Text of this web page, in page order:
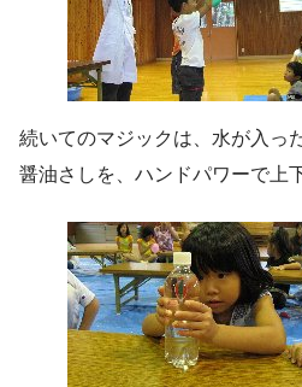
続いてのマジックは、水が入っ
醤油さしを、ハンドパワーで上